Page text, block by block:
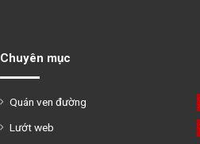
Chuyên mục
Quán ven đường
Lướt web